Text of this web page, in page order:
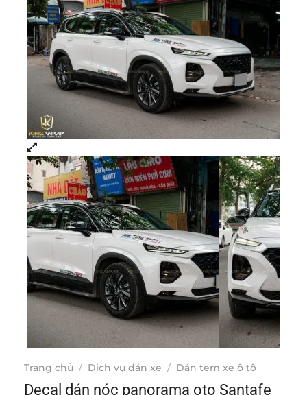
Trang chủ / Dịch vụ dán xe / Dán tem xe ô tô
Decal dán nóc panorama oto Santafe